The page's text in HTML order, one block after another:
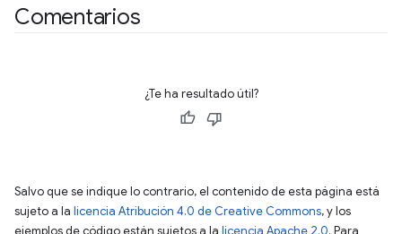
Comentarios
¿Te ha resultado útil?
Salvo que se indique lo contrario, el contenido de esta página está
sujeto a la licencia Atribución 4.0 de Creative Commons, y los
ejemplos de código están sujetos a la licencia Apache 2.0. Para